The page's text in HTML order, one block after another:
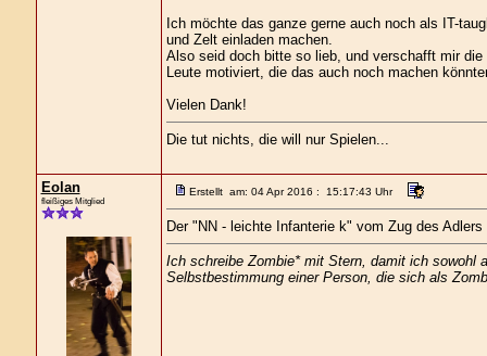
Ich möchte das ganze gerne auch noch als IT-
und Zelt einladen machen.
Also seid doch bitte so lieb, und verschafft mir
Leute motiviert, die das auch noch machen
Vielen Dank!
Die tut nichts, die will nur Spielen...
Eolan
fleißiges Mitglied
Erstellt am: 04 Apr 2016 : 15:17:43 Uhr
Der "NN - leichte Infanterie k" vom Zug des
Ich schreibe Zombie* mit Stern, damit ich sowohl
Selbstbestimmung einer Person, die sich als